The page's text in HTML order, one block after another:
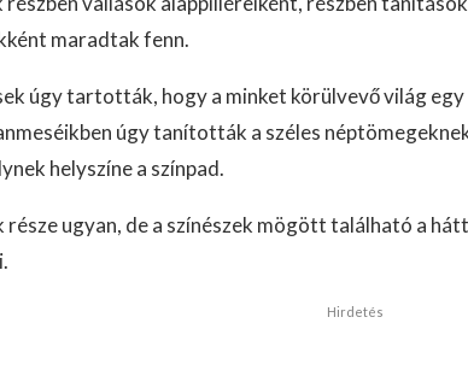
maradtak fenn.
úgy tartották, hogy a minket körülvevő világ
úgy tanították a széles
helyszíne a színpad.
része ugyan, de a színészek mögött található a
Hirdetés